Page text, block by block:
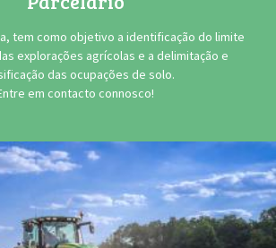
tem como objetivo a identificação do limite
explorações agrícolas e a delimitação e
das ocupações de solo.
em contacto connosco!